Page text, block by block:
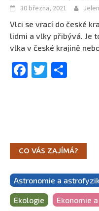
30 března, 2021
Vlci se vrací do české
lidmi a vlky přibývá. Je
vlka v české krajině
Facebook
Twitter
CO VÁS ZAJÍMÁ?
Astronomie a
Ekologie Ekonomie